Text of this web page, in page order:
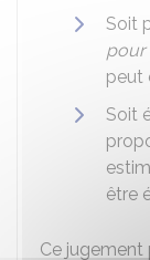
Soit
pour
peut
Soit
être
Ce